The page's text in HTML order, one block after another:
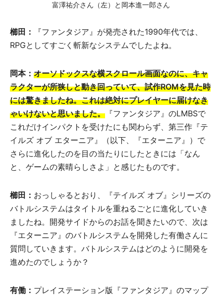
富澤祐介さん（左）と岡本進一郎さん
櫛田：
『ファンタジア』が発売された1990年代では、
RPGとしてすごく斬新なシステムでしたよね。
岡本： オーソドックスな横スクロール画面なのに、キャ
ラクターが所狭しと動き回っていて、試作ROMを見た時
には驚きましたね。これは絶対にプレイヤーに届けなき
ゃいけないと思いました。 『ファンタジア』のLMBSで
これだけインパクトを受けたにも関わらず、第三作『テ
イルズ オブ エターニア』（以下、『エターニア』）で
さらに進化したのを目の当たりにしたときには「なん
と、ゲームの素晴らしさよ」と感じたものです。
櫛田： おっしゃるとおり、『テイルズ オブ』シリーズの
バトルシステムはタイトルを重ねるごとに進化していき
ましたね。開発サイドからのお話を聞きたいので、次は
『エターニア』のバトルシステムを開発した有働さんに
質問していきます。バトルシステムはどのように開発を
進めたのでしょうか？
有働： プレイステーション版『ファンタジア』のマップ